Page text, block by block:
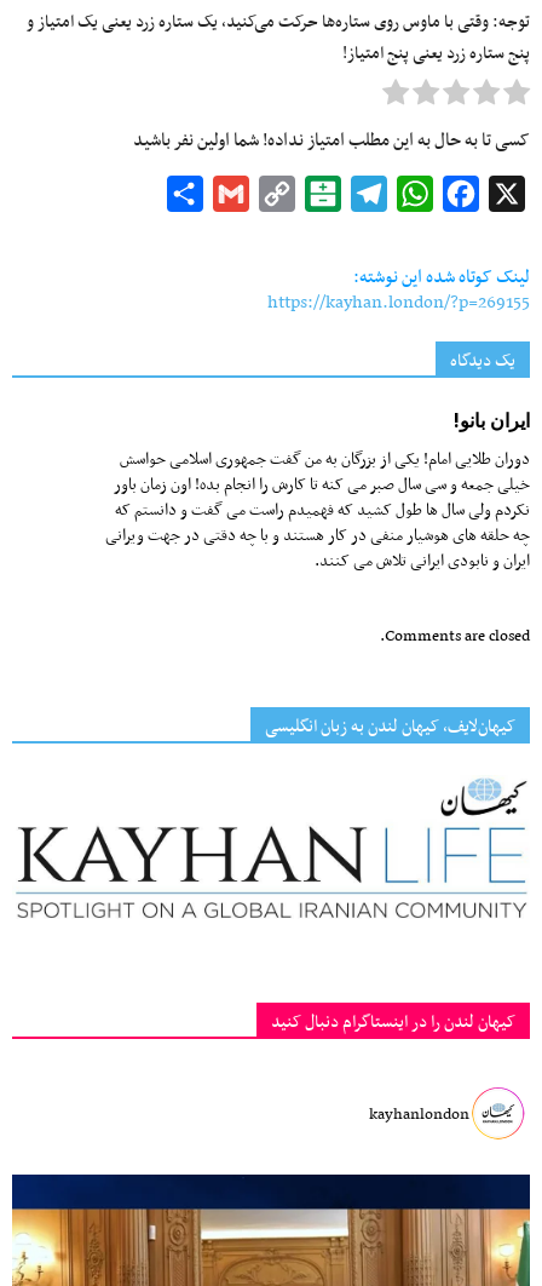
توجه: وقتی با ماوس روی ستاره‌ها حرکت می‌کنید، یک ستاره زرد یعنی یک امتیاز و
پنج ستاره زرد یعنی پنج امتیاز!
کسی تا به حال به این مطلب امتیاز نداده! شما اولین نفر باشید
Facebook
WhatsApp
Telegram
Balatarin
Copy
Gmail
لینک کوتاه شده این نوشته:
https://kayhan.london/?p=269155
یک دیدگاه
ایران بانو!
دوران طلایی امام! یکی از بزرگان به من گفت جمهوری اسلامی حواسش
خیلی جمعه و سی سال صبر می کنه تا کارش را انجام بده! اون زمان باور
نکردم ولی سال ها طول کشید که فهمیدم راست می گفت و دانستم که
چه حلقه های هوشیار منفی در کار هستند و با چه دقتی در جهت ویرانی
ایران و نابودی ایرانی تلاش می کنند.
Comments are closed.
کیهان‌لایف، کیهان لندن به زبان انگلیسی
کیهان لندن را در اینستاگرام دنبال کنید
kayhanlondon